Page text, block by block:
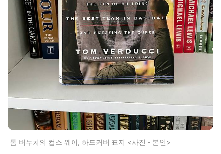
톰 버두치의 컵스 웨이, 하드커버 표지 <사진 - 본인>